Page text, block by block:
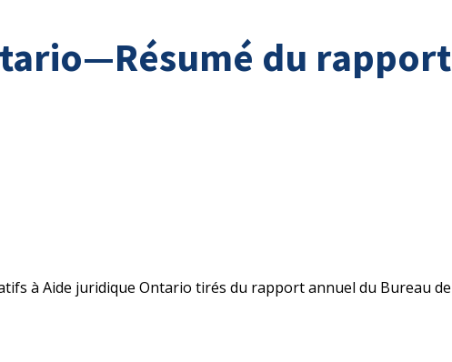
du rapport
à Aide juridique Ontario tirés du rapport annuel du Bureau de